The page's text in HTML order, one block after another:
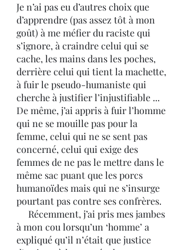
Je n’ai pas eu d’autres choix que
d’apprendre (pas assez tôt à mon
goût) à me méfier du raciste qui
s’ignore, à craindre celui qui se
cache, les mains dans les poches,
derrière celui qui tient la machette,
à fuir le pseudo-humaniste qui
cherche à justifier l’injustifiable ...
De même, j’ai appris à fuir l’homme
qui ne se mouille pas pour la
femme, celui qui ne se sent pas
concerné, celui qui exige des
femmes de ne pas le mettre dans le
même sac puant que les porcs
humanoïdes mais qui ne s’insurge
pourtant pas contre ses confrères.
à mon cou lorsqu’un ‘homme’ a
expliqué qu’il n’était que justice